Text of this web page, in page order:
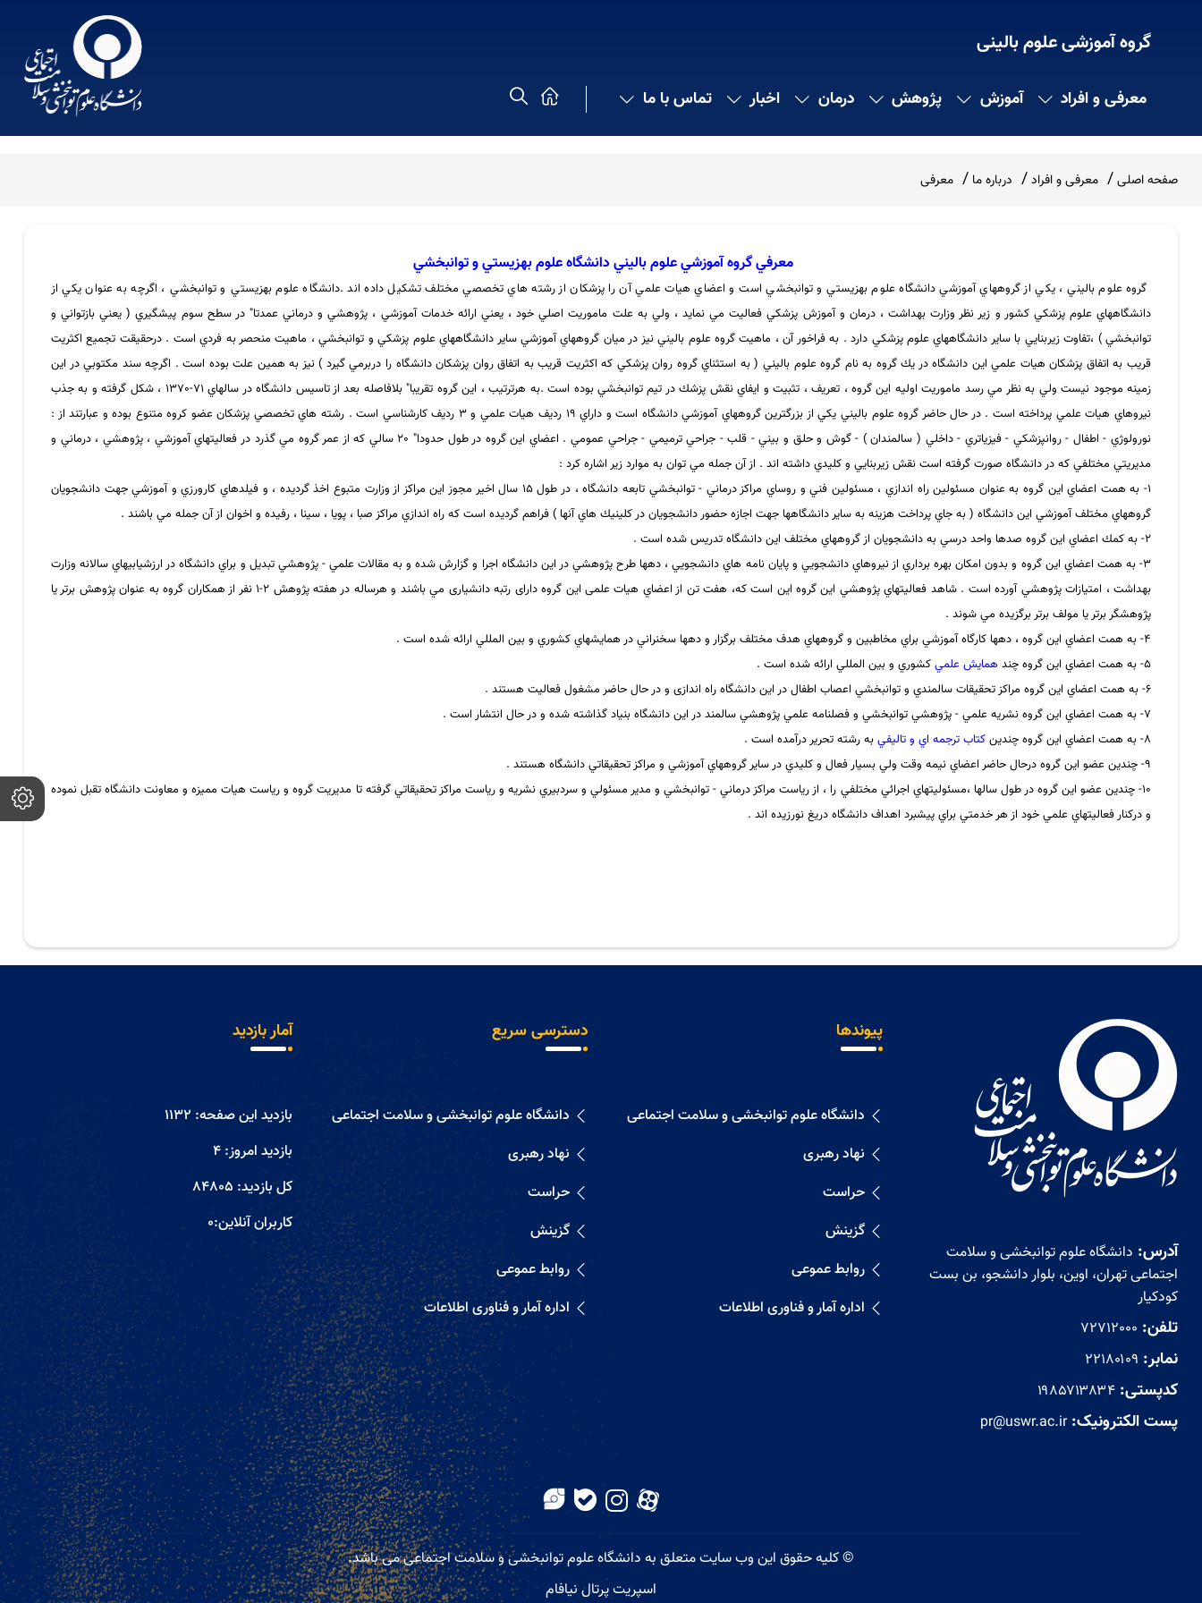
گروه آموزشی علوم بالینی
معرفی و افراد آموزش پژوهش درمان اخبار تماس با ما
صفحه اصلی معرفی و افراد درباره ما معرفی
معرفي گروه آموزشي علوم باليني دانشگاه علوم بهزيستي و توانبخشي
گروه علوم باليني ، يكي از گروههاي آموزشي دانشگاه علوم بهزيستي و توانبخشي است و اعضاي هيات علمي آن را پزشكان از رشته هاي تخصصي مختلف تشكيل داده اند .دانشگاه علوم بهزيستي و توانبخشي ، اگرچه به عنوان يكي از
دانشگاههاي علوم پزشكي كشور و زير نظر وزارت بهداشت ، درمان و آموزش پزشكي فعاليت مي نمايد ، ولي به علت ماموريت اصلي خود ، يعني ارائه خدمات آموزشي ، پژوهشي و درماني عمدتا" در سطح سوم پيشگيري ( يعني بازتواني و
توانبخشي ) ،‌تفاوت زيربنايي با ساير دانشگاههاي علوم پزشكي دارد . به فراخور آن ، ماهيت گروه علوم باليني نيز در ميان گروههاي آموزشي ساير دانشگاههاي علوم پزشكي و توانبخشي ، ماهيت منحصر به فردي است . درحقيقت تجميع اكثريت
قريب به اتفاق پزشكان هيات علمي اين دانشگاه در يك گروه به نام گروه علوم باليني ( به استثناي گروه روان پزشكي كه اكثريت قريب به اتفاق روان پزشكان دانشگاه را دربرمي گيرد ) نيز به همين علت بوده است . اگرچه سند مكتوبي در اين
زمينه موجود نيست ولي به نظر مي رسد ماموريت اوليه اين گروه ، تعريف ، تثبيت و ايفاي نقش پزشك در تيم توانبخشي بوده است .به هرترتيب ، اين گروه تقريبا" بلافاصله بعد از تاسيس دانشگاه در سالهاي 71-1370 ، شكل گرفته و به جذب
نيروهاي هيات علمي پرداخته است . در حال حاضر گروه علوم باليني يكي از بزرگترين گروههاي آموزشي دانشگاه است و داراي 19 رديف هيات علمي و 3 رديف كارشناسي است . رشته هاي تخصصي پزشكان عضو كروه متنوع بوده و عبارتند از :
نورولوژي - اطفال - روانپزشكي - فيزياتري - داخلي ( سالمندان ) - گوش و حلق و بيني - قلب - جراحي ترميمي - جراحي عمومي . اعضاي اين گروه در طول حدودا" 20 سالي كه از عمر گروه مي گذرد در فعاليتهاي آموزشي ، پژوهشي ، درماني و
مديريتي مختلفي كه در دانشگاه صورت گرفته است نقش زيربنايي و كليدي داشته اند . از آن جمله مي توان به موارد زير اشاره كرد :
1- به همت اعضاي اين گروه به عنوان مسئولين راه اندازي ، مسئولين فني و روساي مراكز درماني - توانبخشي تابعه دانشگاه ، در طول 15 سال اخير مجوز اين مراكز از وزارت متبوع اخذ گرديده ، و فيلدهاي كارورزي و آموزشي جهت دانشجويان
گروههاي مختلف آموزشي اين دانشگاه ( به جاي پرداخت هزينه به ساير دانشگاهها جهت اجازه حضور دانشجويان در كلينيك هاي آنها ) فراهم گرديده است كه راه اندازي مراكز صبا ، پويا ، سينا ، رفيده و اخوان از آن جمله مي باشند .
2- به كمك اعضاي اين گروه صدها واحد درسي به دانشجويان از گروههاي مختلف اين دانشگاه تدريس شده است .
3- به همت اعضاي اين گروه و بدون امكان بهره برداري از نيروهاي دانشجويي و پايان نامه هاي دانشجويي ، دهها طرح پژوهشي در اين دانشگاه اجرا و گزارش شده و به مقالات علمي - پژوهشي تبديل و براي دانشگاه در ارزشيابيهاي سالانه وزارت
بهداشت ، امتيازات پژوهشي آورده است . شاهد فعاليتهاي پژوهشي اين گروه اين است كه،
هفت تن از اعضاي هیات علمی اين گروه دارای رتبه دانشياری مي باشند و هرساله در هفته پژوهش 2-1 نفر از همكاران گروه به عنوان پژوهش برتر يا
پژوهشگر برتر يا مولف برتر برگزيده مي شوند .
4- به همت اعضاي اين گروه ، دهها كارگاه آموزشي براي مخاطبين و گروههاي هدف مختلف برگزار و دهها سخنراني در همايشهاي كشوري و بين المللي ارائه شده است .
5- به همت اعضاي اين گروه چند
همايش علميكشوري و بين المللي ارائه شده است .
6- به همت اعضاي اين گروه مراكز تحقيقات سالمندي و توانبخشي اعصاب اطفال در اين دانشگاه راه اندازی و در حال حاضر مشغول فعاليت هستند .
7- به همت اعضاي اين گروه نشريه علمي - پژوهشي توانبخشي و فصلنامه علمي پژوهشي سالمند در اين دانشگاه بنياد گذاشته شده و در حال انتشار است .
8- به همت اعضاي اين گروه چندين
كتاب ترجمه اي و تاليفيبه رشته تحرير درآمده است .
9- چندين عضو اين گروه درحال حاضر اعضاي نيمه وقت ولي بسيار فعال و كليدي در ساير گروههاي آموزشي و مراكز تحقيقاتي دانشگاه هستند .
10- چندين عضو اين گروه در طول سالها ،‌مسئوليتهاي اجرائي مختلفي را ، از رياست مراكز درماني - توانبخشي و مدير مسئولي و سردبيري نشريه و رياست مراكز تحقيقاتي گرفته تا مديريت گروه و رياست هيات مميزه و معاونت دانشگاه تقبل نموده
و دركنار فعاليتهاي علمي خود از هر خدمتي براي پيشبرد اهداف دانشگاه دريغ نورزيده اند .
آدرس: دانشگاه علوم توانبخشی و سلامت
اجتماعی تهران، اوین، بلوار دانشجو، بن بست
کودکیار
تلفن: 72712000
نمابر: ۲۲۱۸۰۱۰۹
کدپستی: ۱۹۸۵۷۱۳۸۳۴
پست الکترونیک: pr@uswr.ac.ir
پیوندها
دانشگاه علوم توانبخشی و سلامت اجتماعی
نهاد رهبری
حراست
گزینش
روابط عموعی
اداره آمار و فناوری اطلاعات
دسترسی سریع
دانشگاه علوم توانبخشی و سلامت اجتماعی
نهاد رهبری
حراست
گزینش
روابط عموعی
اداره آمار و فناوری اطلاعات
آمار بازدید
بازدید این صفحه: 1132
بازدید امروز: 4
کل بازدید: 84805
کاربران آنلاین:0
© کلیه حقوق این وب سایت متعلق به دانشگاه علوم توانبخشی و سلامت اجتماعی می باشد.
اسپریت پرتال نیافام